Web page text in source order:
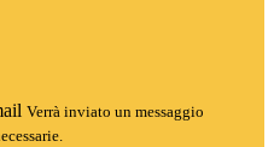
Verrà inviato un messaggio